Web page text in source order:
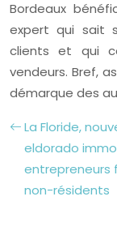
Bordeaux
expert qui sait
clients et qui
vendeurs. Bref,
démarque des
La Floride,
eldorado
entrepreneurs
non-résidents